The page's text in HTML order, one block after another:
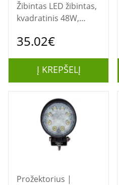
Žibintas LED žibintas,
kvadratinis 48W,
35.02€
Į KREPŠELĮ
Prožektorius |